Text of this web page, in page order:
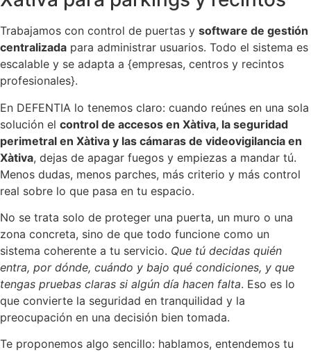
Trabajamos con control de puertas y software de gestión
centralizada para administrar usuarios. Todo el sistema es
escalable y se adapta a {empresas, centros y recintos
profesionales}.
En DEFENTIA lo tenemos claro: cuando reúnes en una sola
solución el control de accesos en Xàtiva, la seguridad
perimetral en Xàtiva y las cámaras de videovigilancia en
Xàtiva, dejas de apagar fuegos y empiezas a mandar tú.
Menos dudas, menos parches, más criterio y más control
real sobre lo que pasa en tu espacio.
No se trata solo de proteger una puerta, un muro o una
zona concreta, sino de que todo funcione como un
sistema coherente a tu servicio. Que tú decidas quién
entra, por dónde, cuándo y bajo qué condiciones, y que
tengas pruebas claras si algún día hacen falta. Eso es lo
que convierte la seguridad en tranquilidad y la
preocupación en una decisión bien tomada.
Te proponemos algo sencillo: hablamos, entendemos tu